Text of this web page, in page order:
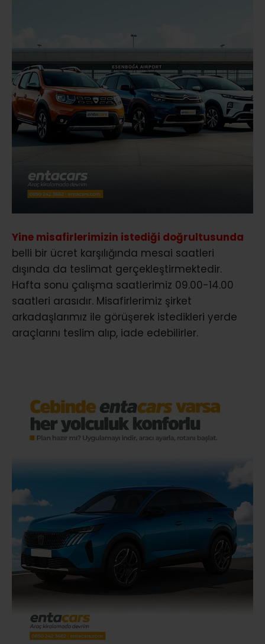
Yine misafirlerimizin istediği doğrultusunda
belli bir ücret karşılığında mesai saatleri
dışında da teslimat gerçekleştirmektedir.
Hafta sonu çalışma saatlerimiz 09.00-14.00
saatleri arasıdır. Misafirlerimiz şirket
arkadaşlarımız ile görüşerek istedikleri yerde
araçlarını teslim alıp, iade edebilirler.